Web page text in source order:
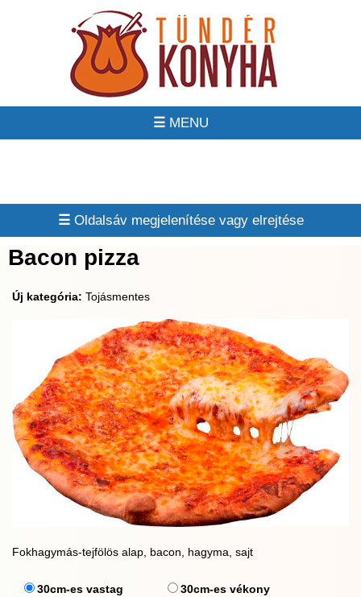
☰
☰
Bacon pizza
Új kategória: Tojásmentes
Fokhagymás-tejfölös alap, bacon, hagyma, sajt
30cm-es vastag 30cm-es vékony